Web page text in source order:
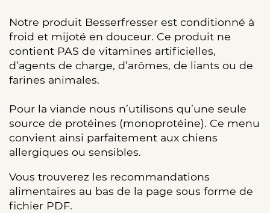
Notre produit Besserfresser est conditionné à
froid et mijoté en douceur. Ce produit ne
contient PAS de vitamines artificielles,
d’agents de charge, d’arômes, de liants ou de
farines animales.
Pour la viande nous n’utilisons qu’une seule
source de protéines (monoprotéine). Ce menu
convient ainsi parfaitement aux chiens
allergiques ou sensibles.
Vous trouverez les recommandations
alimentaires au bas de la page sous forme de
fichier PDF.